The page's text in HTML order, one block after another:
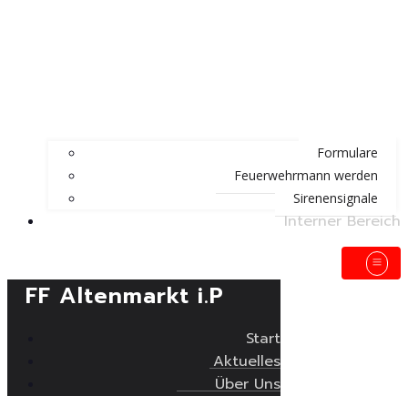
Formulare
Feuerwehrmann werden
Sirenensignale
Interner Bereich
FF Altenmarkt i.P
Start
Aktuelles
Über Uns